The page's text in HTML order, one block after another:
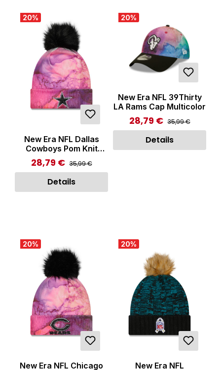
20%
New Era NFL Dallas
Cowboys Pom Knit
Beanie Multicolor
Verkaufspreis:
28,79 € Regulärer Preis:
35,99 €
Details
20%
New Era NFL 39Thirty
LA Rams Cap Multicolor
Verkaufspreis:
28,79 € Regulärer Preis:
35,99 €
Details
20%
New Era NFL Chicago
20%
New Era NFL